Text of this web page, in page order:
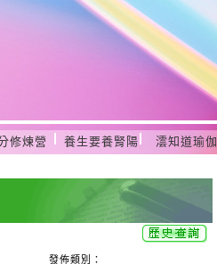
修煉營 養生要養腎陽 澐知道瑜伽
發佈類別：